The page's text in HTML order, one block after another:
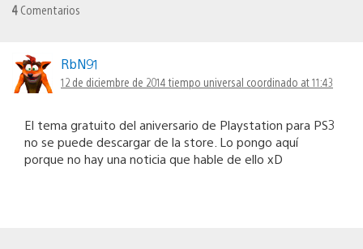
4 Comentarios
RbN91
12 de diciembre de 2014 tiempo universal coordinado at 11:43
El tema gratuito del aniversario de Playstation para PS3
no se puede descargar de la store. Lo pongo aquí
porque no hay una noticia que hable de ello xD